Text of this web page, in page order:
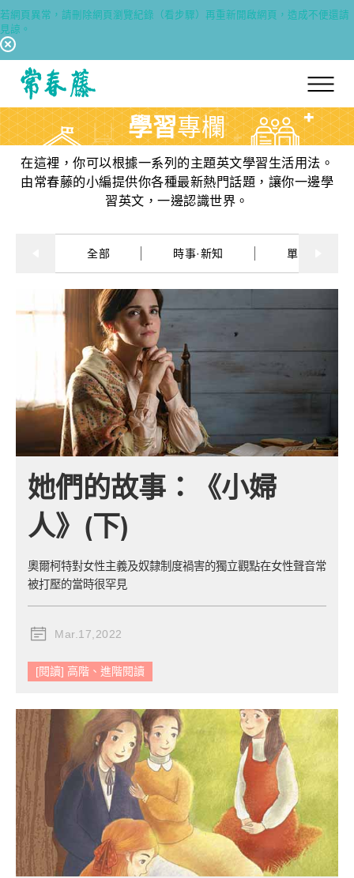
若網頁異常，請刪除網頁瀏覽紀錄（看步驟）再重新開啟網頁，造成不便還請
見諒。
回常春藤首頁 學習專欄
在這裡，你可以根據一系列的主題英文學習生活用法。
由常春藤的小編提供你各種最新熱門話題，讓你一邊學
習英文，一邊認識世界。
全部 時事·新知 單字·俚語·
[閱讀] 高階、進階閱讀
她們的故事：《小婦
人》(下)
奧爾柯特對女性主義及奴隸制度禍害的獨立觀點在女性聲音常
被打壓的當時很罕見
Mar.17,2022